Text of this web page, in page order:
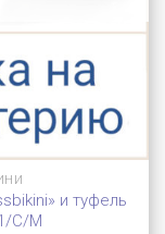
и туфель
C/M